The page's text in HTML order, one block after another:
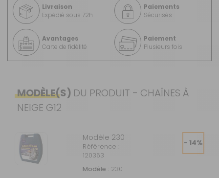
Livraison
Expédié sous 72h
Paiements
Sécurisés
Avantages
Carte de fidélité
Paiement
Plusieurs fois
MODÈLE(S) DU PRODUIT - CHAÎNES À
NEIGE G12
Modèle 230
Référence :
120363
Modèle : 230
- 14%